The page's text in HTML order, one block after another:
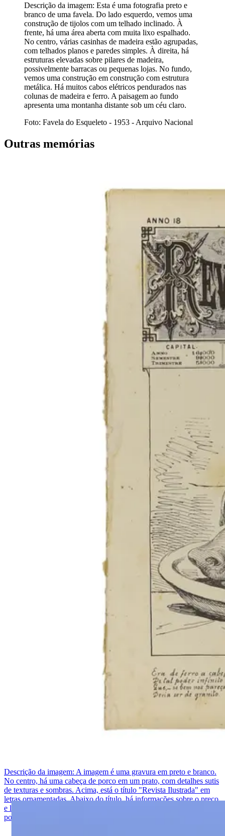
Descrição da imagem: Esta é uma fotografia preto e
branco de uma favela. Do lado esquerdo, vemos uma
construção de tijolos com um telhado inclinado. À
frente, há uma área aberta com muita lixo espalhado.
No centro, várias casinhas de madeira estão agrupadas,
com telhados planos e paredes simples. À direita, há
estruturas elevadas sobre pilares de madeira,
possivelmente barracas ou pequenas lojas. No fundo,
vemos uma construção em construção com estrutura
metálica. Há muitos cabos elétricos pendurados nas
colunas de madeira e ferro. A paisagem ao fundo
apresenta uma montanha distante sob um céu claro.
Foto: Favela do Esqueleto - 1953 - Arquivo Nacional
Outras memórias
Descrição da imagem: A imagem é uma gravura em preto e branco.
No centro, há uma cabeça de porco em um prato, com detalhes sutis
de texturas e sombras. Acima, está o título "Revista Ilustrada" em
letras ornamentadas. Abaixo do título, há informações sobre o preço
e local de publicação. À base da imagem, há um poema em
português, com versos alinhados à esquerda e à direita.